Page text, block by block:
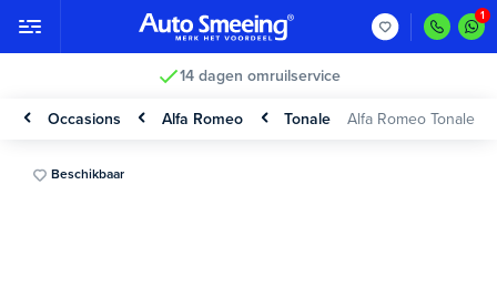
14 dagen omruilservice
Occasions Alfa Romeo Tonale Alfa Romeo Tonale
Beschikbaar